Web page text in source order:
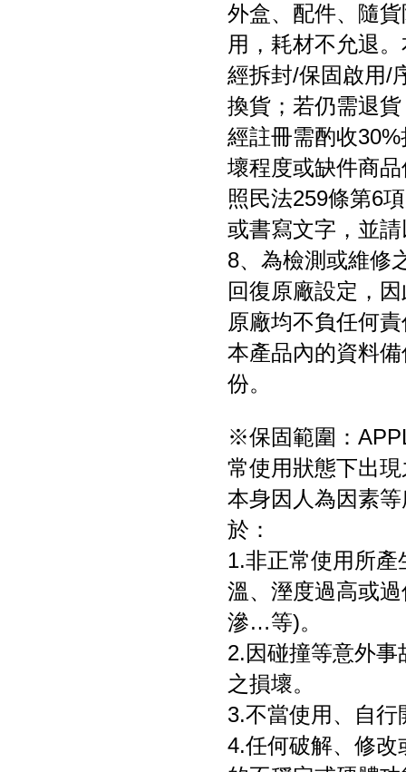
外盒、配件、隨
用，耗材不允退
經拆封/保固啟用/
換貨；若仍需退
經註冊需酌收
壞程度或缺件商
照民法259條第6
或書寫文字，並
8、為檢測或維修
回復原廠設定，
原廠均不負任何
本產品內的資料
份。
※保固範圍：
常使用狀態下出
本身因人為因素
於：
1.非正常使用所
溫、溼度過高或
滲…等)。
2.因碰撞等意外
之損壞。
3.不當使用、自
4.任何破解、修